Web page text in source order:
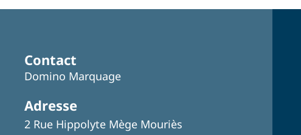
Contact
Domino Marquage
Adresse
2 Rue Hippolyte Mège Mouriès